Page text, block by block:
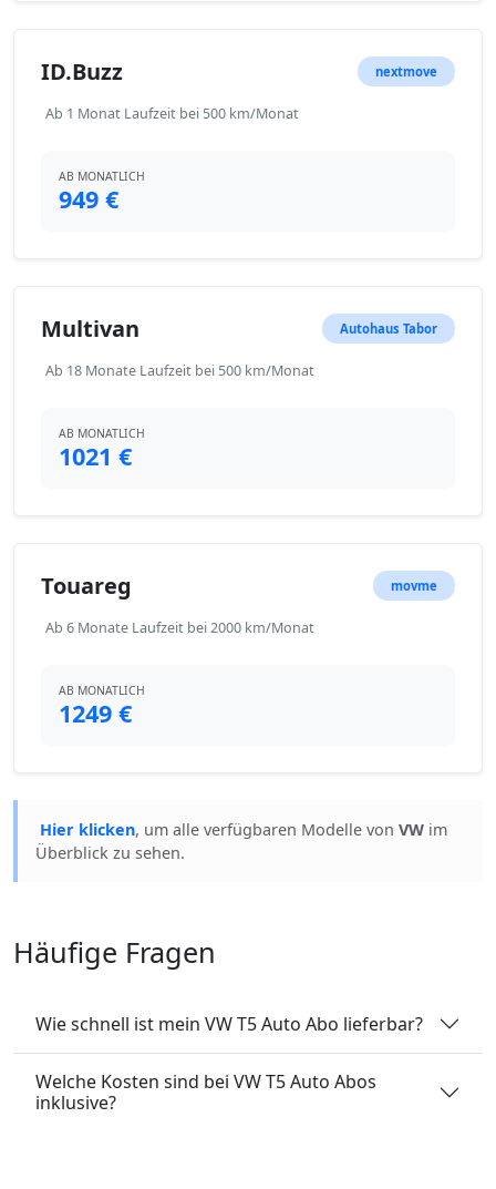
ID.Buzz nextmove
Ab 1 Monat Laufzeit bei 500 km/Monat
AB MONATLICH
949 €
Multivan Autohaus Tabor
Ab 18 Monate Laufzeit bei 500 km/Monat
AB MONATLICH
1021 €
Touareg movme
Ab 6 Monate Laufzeit bei 2000 km/Monat
AB MONATLICH
1249 €
Hier klicken, um alle verfügbaren Modelle von VW im
Überblick zu sehen.
Häufige Fragen
Wie schnell ist mein VW T5 Auto Abo lieferbar?
Welche Kosten sind bei VW T5 Auto Abos
inklusive?